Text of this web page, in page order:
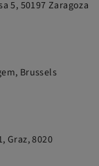
5, 50197 Zaragoza
Brussels
Graz, 8020